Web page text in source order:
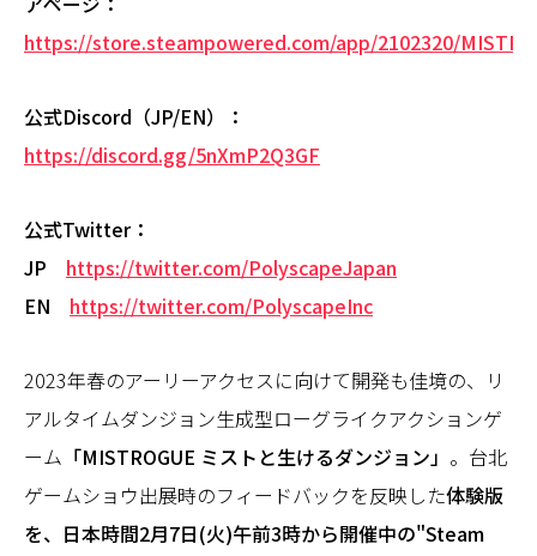
https://store.steampowered.com/app/2102320/
公式Discord（JP/EN）：
https://discord.gg/5nXmP2Q3GF
公式Twitter：
JP https://twitter.com/PolyscapeJapan
EN https://twitter.com/PolyscapeInc
2023年春のアーリーアクセスに向けて開発も佳境の、リ
アルタイムダンジョン生成型ローグライクアクションゲ
ーム 「MISTROGUE ミストと生けるダンジョン」 。台北
ゲームショウ出展時のフィードバックを反映した体験版
を、日本時間2月7日(火)午前3時から開催中の"Steam